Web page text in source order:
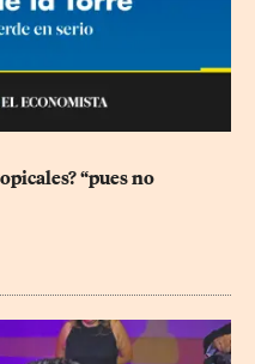
“pues no